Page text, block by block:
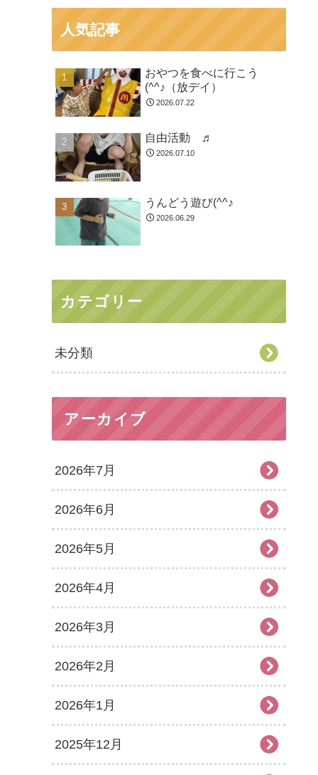
人気記事
おやつを食べに行こう
(^^♪（放デイ）
2026.07.22
自由活動 ♬
2026.07.10
うんどう遊び(^^♪
2026.06.29
カテゴリー
未分類
アーカイブ
2026年7月
2026年6月
2026年5月
2026年4月
2026年3月
2026年2月
2026年1月
2025年12月